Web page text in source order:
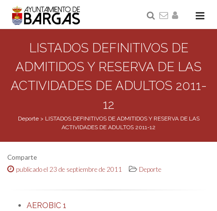
LISTADOS DEFINITIVOS DE
ADMITIDOS Y RESERVA DE LAS
ACTIVIDADES DE ADULTOS 2011-
12
Deporte> LISTADOS DEFINITIVOS DE ADMITIDOS Y RESERVA DE LAS
ACTIVIDADES DE ADULTOS 2011-12
Comparte
publicado el 23 de septiembre de 2011
Deporte
AEROBIC 1